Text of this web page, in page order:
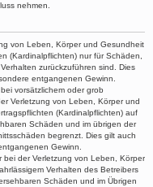
nehmen.
von Leben, Körper und Gesundheit
(Kardinalpflichten) nur für Schäden,
zurückzuführen sind. Dies
entgangenen Gewinn.
vorsätzlichem oder grob
Verletzung von Leben, Körper und
(Kardinalpflichten) auf
Schäden und im übrigen der
begrenzt. Dies gilt auch
Gewinn.
der Verletzung von Leben, Körper
Verhalten des Betreibers
Schäden und im Übrigen